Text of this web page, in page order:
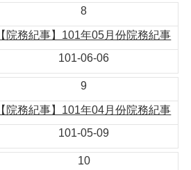
8
【院務紀事】101年05月份院務紀事
101-06-06
9
【院務紀事】101年04月份院務紀事
101-05-09
10